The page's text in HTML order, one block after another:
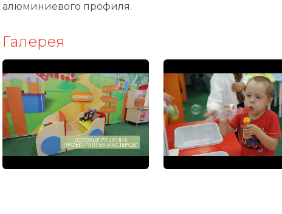
алюминиевого профиля.
Галерея